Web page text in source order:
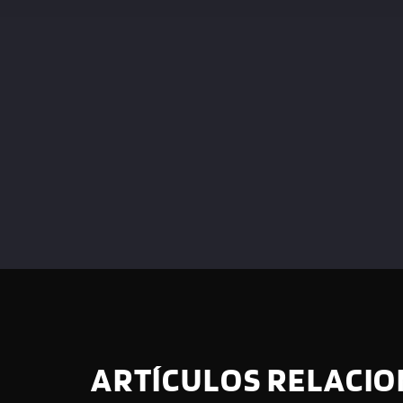
ARTÍCULOS